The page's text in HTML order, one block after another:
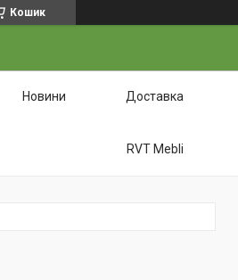
Кошик
Новини Доставка
RVT Mebli